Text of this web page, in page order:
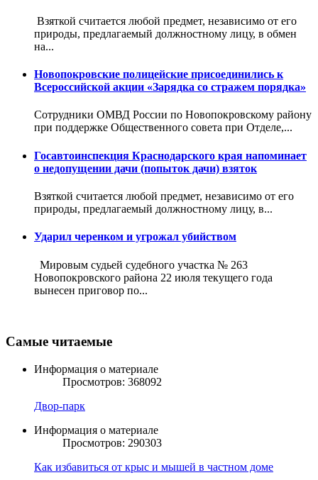
Взяткой считается любой предмет, независимо от его
природы, предлагаемый должностному лицу, в обмен
на...
Новопокровские полицейские присоединились к
Всероссийской акции «Зарядка со стражем порядка»
Сотрудники ОМВД России по Новопокровскому району
при поддержке Общественного совета при Отделе,...
Госавтоинспекция Краснодарского края напоминает
о недопущении дачи (попыток дачи) взяток
Взяткой считается любой предмет, независимо от его
природы, предлагаемый должностному лицу, в...
Ударил черенком и угрожал убийством
Мировым судьей судебного участка № 263
Новопокровского района 22 июля текущего года
вынесен приговор по...
Самые читаемые
Информация о материале
Просмотров: 368092
Двор-парк
Информация о материале
Просмотров: 290303
Как избавиться от крыс и мышей в частном доме